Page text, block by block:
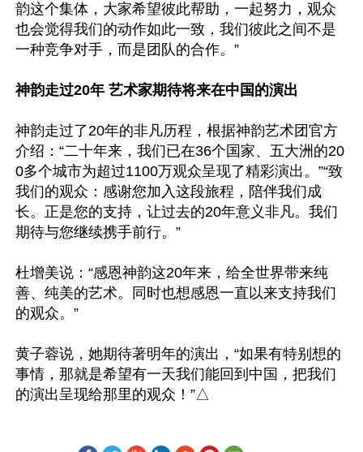
韵这个集体，大家希望彼此帮助，一起努力，观众
也会觉得我们的动作如此一致，我们彼此之间不是
一种竞争对手，而是团队的合作。”
神韵走过20年 艺术家期待将来在中国的演出
神韵走过了20年的非凡历程，根据神韵艺术团官方
介绍：“二十年来，我们已在36个国家、五大洲的20
0多个城市为超过1100万观众呈现了精彩演出。”“致
我们的观众：感谢您加入这段旅程，陪伴我们成
长。正是您的支持，让过去的20年意义非凡。我们
期待与您继续携手前行。”
杜增美说：“感恩神韵这20年来，给全世界带来纯
善、纯美的艺术。同时也想感恩一直以来支持我们
的观众。”
黄子蓉说，她期待著明年的演出，“如果有特别想的
事情，那就是希望有一天我们能回到中国，把我们